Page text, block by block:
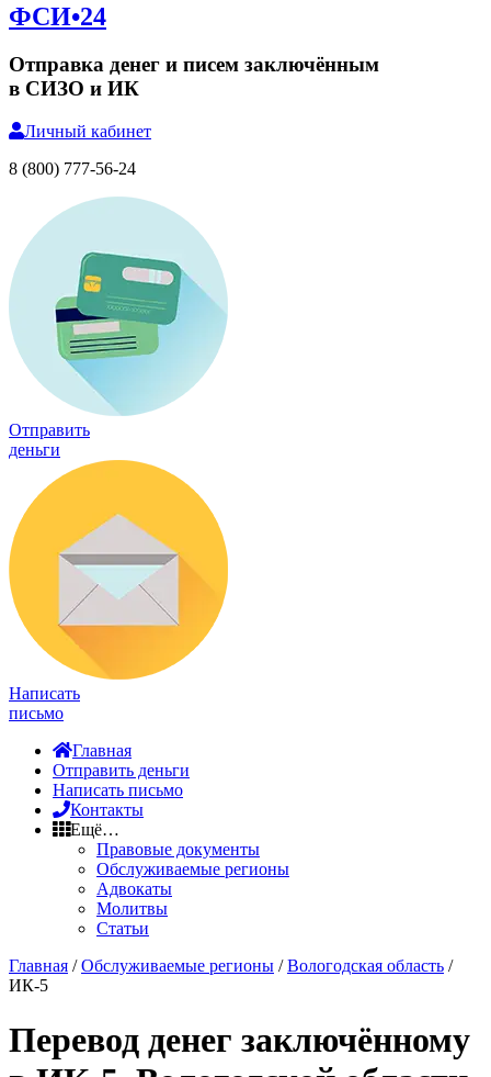
ФСИ•24
Отправка денег и писем заключённым
в СИЗО и ИК
Личный кабинет
8 (800) 777-56-24
Отправить
деньги
Написать
письмо
Главная
Отправить деньги
Написать письмо
Контакты
Ещё…
Правовые документы
Обслуживаемые регионы
Адвокаты
Молитвы
Статьи
Главная /Обслуживаемые регионы /Вологодская область /
ИК-5
Перевод денег заключённому